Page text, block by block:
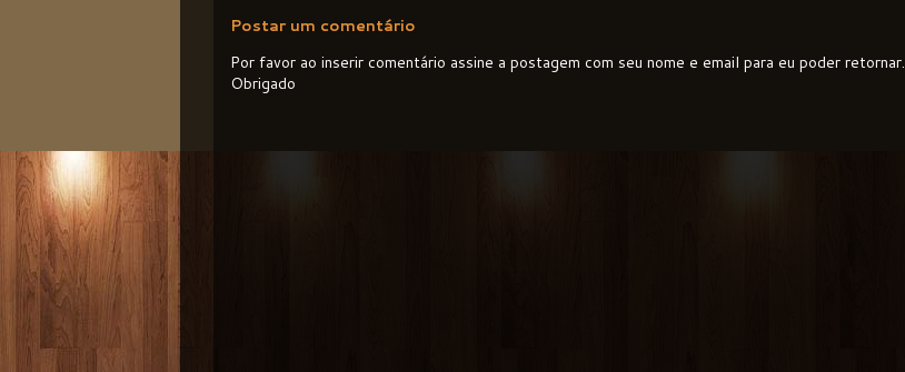
Postar um comentário
Por favor ao inserir comentário assine a postagem com seu nome e email para eu poder retornar.
Obrigado